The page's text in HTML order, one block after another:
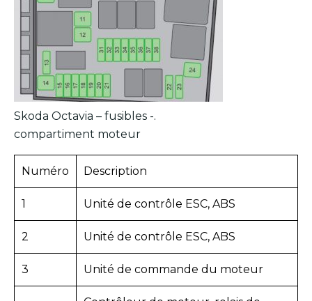
Skoda Octavia – fusibles -.
compartiment moteur
Numéro Description
1 Unité de contrôle ESC, ABS
2 Unité de contrôle ESC, ABS
3 Unité de commande du moteur